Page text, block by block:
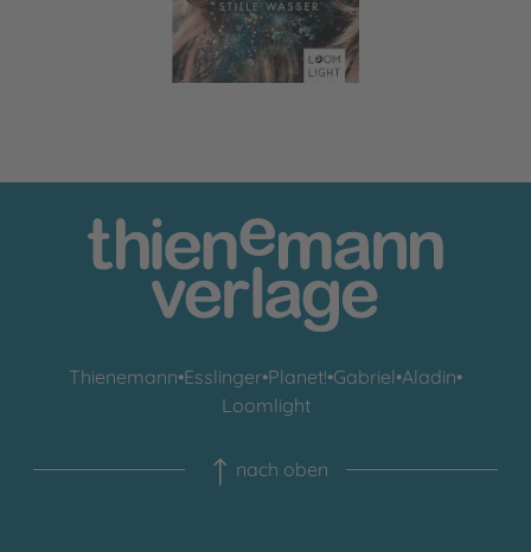
Thienemann•Esslinger•Planet!•Gabriel•Aladin•
Loomlight
nach oben